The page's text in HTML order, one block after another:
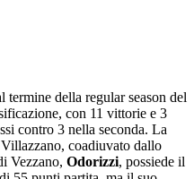
termine della regular season del
con 11 vittorie e 3
contro 3 nella seconda. La
coadiuvato dallo
Vezzano, Odorizzi, possiede il